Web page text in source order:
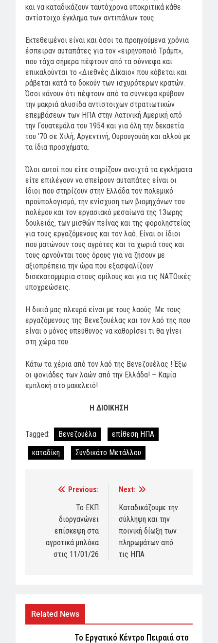
και να καταδικάζουν ταυτόχρονα υποκριτικά κάθε
αντίστοιχο έγκλημα των αντιπάλων τους.
Εκτεθειμένοι είναι και όσοι τα προηγούμενα χρόνια
έσπειραν αυταπάτες για τον «ειρηνοποιό Τράμπ»,
που τάχα σήμερα πέφτουν από τα σύννεφα και
επικαλούνται το «Διεθνές Δίκαιο» που κόβεται και
ράβεται κατά το δοκούν των ισχυρότερων κρατών.
Όσοι κάνουν ότι πέφτουν από τα σύννεφα κρύβουν
την μακριά αλυσίδα αντίστοιχων στρατιωτικών
επεμβάσεων των ΗΠΑ στην Λατινική Αμερική από
την Γουατεμάλα του 1954 και για όλη την δεκαετία
του ‘70 σε Χιλή, Αργεντινή, Ουρουγουάη και αλλού με
τα ίδια προσχήματα.
Όλοι αυτοί που είτε στηρίζουν ανοιχτά τα εγκλήματα
είτε επιλέγουν να σπείρουν αυταπάτες είναι οι
ίδιοι που στηρίζουν στην Ελλάδα τον πολεμικό
προϋπολογισμό, την ενίσχυση των βιομηχάνων του
πολέμου και τον εργασιακό μεσαίωνα της 13ωρης
δουλειάς, των μισθών πείνας και της φοροληστείας
για τους εργαζόμενους και τον λαό. Είναι οι ίδιοι
που ματώνουν τους αγρότες και τα χωριά τους και
τους αρνούνται τους όρους για να ζήσουν με
αξιοπρέπεια την ώρα που εξασφαλίζουν
δισεκατομμύρια στους ομίλους και για τις ΝΑΤΟικές
υποχρεώσεις.
Η δικιά μας πλευρά είναι με τους λαούς. Με τους
εργαζόμενους της Βενεζουέλας και τον λαό της που
είναι ο μόνος υπεύθυνος να καθορίσει τι θα γίνει
στη χώρα του.
Κάτω τα χέρια από τον λαό της Βενεζουέλας ! Έξω
οι φονιάδες των λαών από την Ελλάδα! – Καμία
εμπλοκή στο μακελειό!
Η ΔΙΟΙΚΗΣΗ
Tagged: Βενεζουέλα
επίθεση ΗΠΑ
καταδίκη
Συνδικάτο Μετάλλου
navigation
Previous:
Το ΕΚΠ
διοργανώνει
επίσκεψη στα
αγροτικά μπλόκα
στις 11/01/26
Next:
Καταδικάζουμε την
σύλληψη και την
ποινική δίωξη των
πληρωμάτων από
τις ΗΠΑ
Related News
Το Εργατικό Κέντρο Πειραιά στο